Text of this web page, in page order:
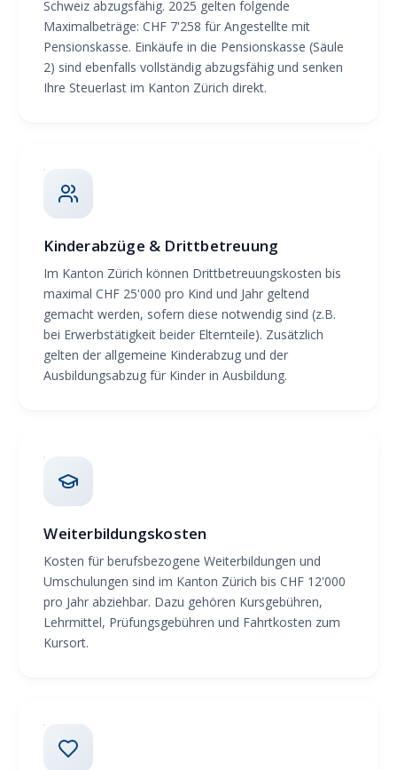
Schweiz abzugsfähig. 2025 gelten folgende
Maximalbeträge: CHF 7'258 für Angestellte mit
Pensionskasse. Einkäufe in die Pensionskasse (Säule
2) sind ebenfalls vollständig abzugsfähig und senken
Ihre Steuerlast im Kanton Zürich direkt.
Kinderabzüge & Drittbetreuung
Im Kanton Zürich können Drittbetreuungskosten bis
maximal CHF 25'000 pro Kind und Jahr geltend
gemacht werden, sofern diese notwendig sind (z.B.
bei Erwerbstätigkeit beider Elternteile). Zusätzlich
gelten der allgemeine Kinderabzug und der
Ausbildungsabzug für Kinder in Ausbildung.
Weiterbildungskosten
Kosten für berufsbezogene Weiterbildungen und
Umschulungen sind im Kanton Zürich bis CHF 12'000
pro Jahr abziehbar. Dazu gehören Kursgebühren,
Lehrmittel, Prüfungsgebühren und Fahrtkosten zum
Kursort.